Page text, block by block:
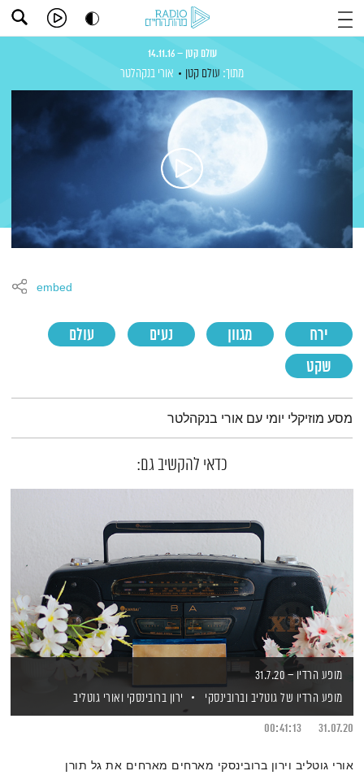
עולם קטן – 14.11.16
מתוך: עולם קטן אורי בנקהלטר
ירח מגוון נעים
עולם
שקט
embed
תמצית הפודקאסט
מסע מוזיקלי יומי עם אורי בנקהלטר
כדאי להקשיב גם:
מופע הרדיו – 31.7.20
מופע הרדיו של גוטליב וברובינסקי
ירון ברובינסקי ואורי גוטליב
31.07.20
00:41:13
אורי גוטליב וירון ברובינסקי מארחים מארחים את גל תורן